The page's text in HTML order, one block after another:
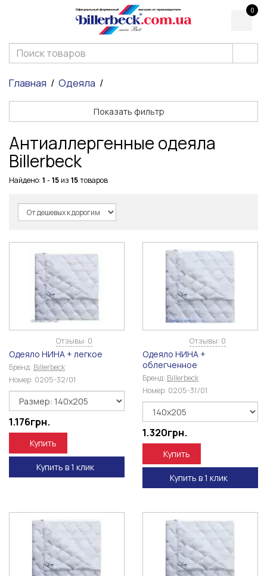
0
Главная Одеяла
Показать фильтр
Антиаллергенные одеяла
Billerbeck
Найдено: 1 -15 из 15товаров
Отзывы: 0
Одеяло НИНА + легкое
Бренд: Billerbeck
Номер: 0205-32/01
1.176грн.
Купить
Купить в 1 клик
Отзывы: 0
Одеяло НИНА +
облегченное
Бренд: Billerbeck
Номер: 0205-31/01
1.320грн.
Купить
Купить в 1 клик